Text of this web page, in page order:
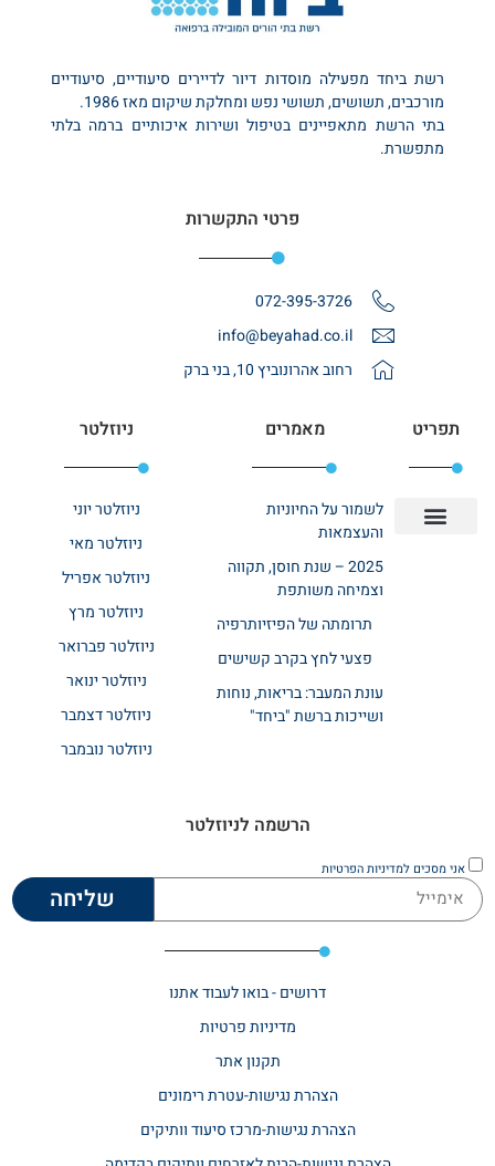
רשת ביחד מפעילה מוסדות דיור לדיירים סיעודיים, סיעודיים
מורכבים, תשושים, תשושי נפש ומחלקת שיקום מאז 1986.
בתי הרשת מתאפיינים בטיפול ושירות איכותיים ברמה בלתי
מתפשרת.
פרטי התקשרות
072-395-3726
info@beyahad.co.il
רחוב אהרונוביץ 10, בני ברק
תפריט מאמרים
לשמור על החיוניות
והעצמאות
2025 – שנת חוסן, תקווה
וצמיחה משותפת
תרומתה של הפיזיותרפיה
פצעי לחץ בקרב קשישים
עונת המעבר: בריאות, נוחות
ושייכות ברשת "ביחד"
ניוזלטר
ניוזלטר יוני
ניוזלטר מאי
ניוזלטר אפריל
ניוזלטר מרץ
ניוזלטר פברואר
ניוזלטר ינואר
ניוזלטר דצמבר
ניוזלטר נובמבר
הרשמה לניוזלטר
אני מסכים למדיניות הפרטיות
שליחה
דרושים - בואו לעבוד אתנו
מדיניות פרטיות
תקנון אתר​
הצהרת נגישות-עטרת רימונים
הצהרת נגישות-מרכז סיעוד וותיקים